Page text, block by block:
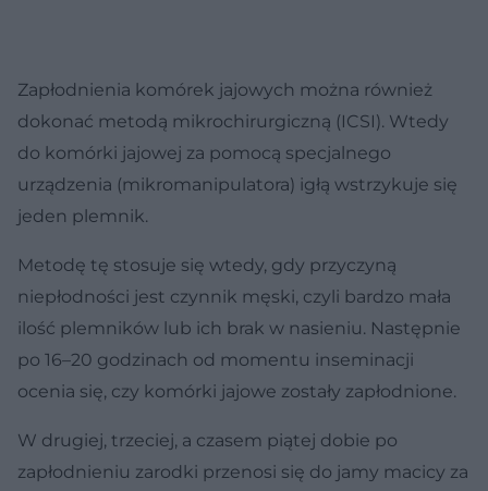
Zapłodnienia komórek jajowych można również
dokonać metodą mikrochirurgiczną (ICSI). Wtedy
do komórki jajowej za pomocą specjalnego
urządzenia (mikromanipulatora) igłą wstrzykuje się
jeden plemnik.
Metodę tę stosuje się wtedy, gdy przyczyną
niepłodności jest czynnik męski, czyli bardzo mała
ilość plemników lub ich brak w nasieniu. Następnie
po 16–20 godzinach od momentu inseminacji
ocenia się, czy komórki jajowe zostały zapłodnione.
W drugiej, trzeciej, a czasem piątej dobie po
zapłodnieniu zarodki przenosi się do jamy macicy za